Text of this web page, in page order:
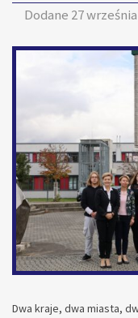
Dodane 27
Dwa kraje, dwa miasta,